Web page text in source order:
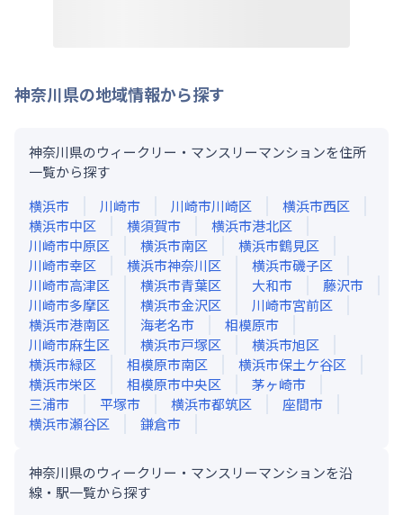
神奈川県の地域情報から探す
神奈川県のウィークリー・マンスリーマンションを住所
一覧から探す
横浜市
川崎市 川崎市川崎区
横浜市西区
横浜市中区
横須賀市
横浜市港北区
川崎市中原区
横浜市南区
横浜市鶴見区
川崎市幸区
横浜市神奈川区
横浜市磯子区
川崎市高津区
横浜市青葉区 大和市
藤沢市
川崎市多摩区
横浜市金沢区
川崎市宮前区
横浜市港南区
海老名市
相模原市
川崎市麻生区
横浜市戸塚区
横浜市旭区
横浜市緑区
相模原市南区
横浜市保土ケ谷区
横浜市栄区
相模原市中央区
茅ヶ崎市
三浦市
平塚市 横浜市都筑区
座間市
横浜市瀬谷区
鎌倉市
神奈川県のウィークリー・マンスリーマンションを沿
線・駅一覧から探す